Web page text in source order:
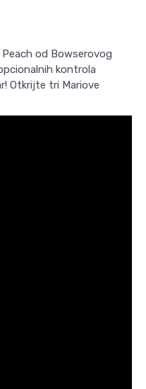
od Bowserovog
kontrola
Otkrijte tri Mariove